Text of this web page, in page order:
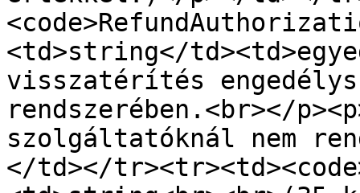
<td>string</
visszatérítés
rendszerében.<br></
szolgáltatóknál nem
</td></